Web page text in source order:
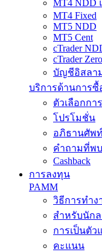
MT4
MT4 Fixed
MT5 NDD
MT5 Cent
cTrader
cTrader
บัญชีอิสลา
บริการด้านการซื้
ตัวเลือกกา
โปรโมชั่น
อภิธานศัพท์
คำถามที่พ
Cashback
การลงทุน
PAMM
วิธีการทำง
สำหรับนัก
การเป็นตัว
คะแนน